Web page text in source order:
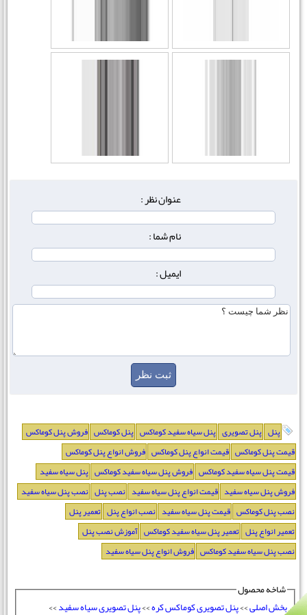
عنوان نظر :
نام شما :
ایمیل :
پنل پنل تصویری پنل سیاه سفید کوماکس پنل کوماکس فروش پنل کوماکس
قیمت پنل کوماکس قیمت انواع پنل کوماکس فروش انواع پنل کوماکس
قیمت پنل سیاه سفید کوماکس فروش پنل سیاه سفید کوماکس پنل سیاه سفید
فروش پنل سیاه سفید قیمت انواع پنل سیاه سفید نصب پنل نصب پنل سیاه سفید
نصب پنل کوماکس قیمت پنل سیاه سفید نصب انواع پنل تعمیر پنل
تعمیر انواع پنل تعمیر پنل سیاه سفید کوماکس آموزش نصب پنل
نصب پنل سیاه سفید کوماکس فروش انواع پنل سیاه سفید
شاخه محصول
بخش اصلی
پنل تصویری کوماکس کره>>پنل تصویری سیاه سفید>>